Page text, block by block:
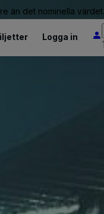
än det nominella värdet.
Logga in